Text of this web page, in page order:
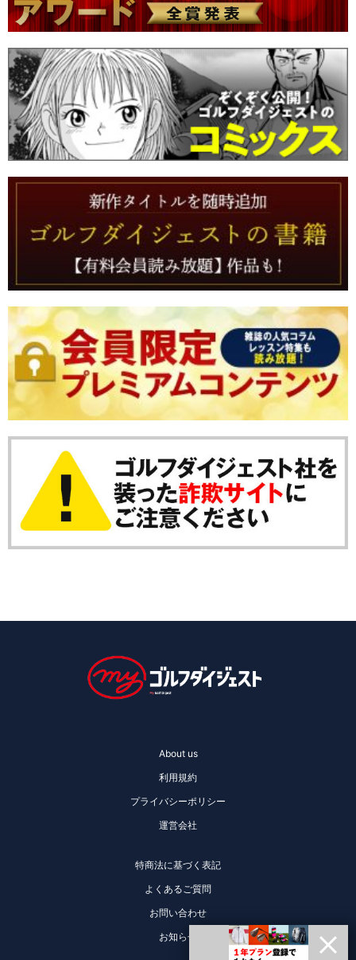
About us
利用規約
プライバシーポリシー
運営会社
特商法に基づく表記
よくあるご質問
お問い合わせ
お知らせ